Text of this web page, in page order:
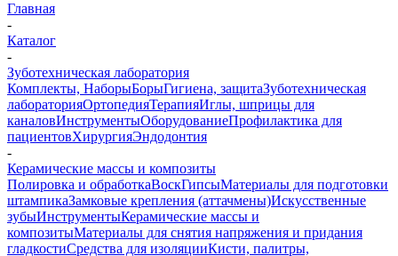
Главная
-
Каталог
-
Зуботехническая лаборатория
Комплекты, НаборыБорыГигиена, защитаЗуботехническая
лабораторияОртопедияТерапияИглы, шприцы для
каналовИнструментыОборудованиеПрофилактика для
пациентовХирургияЭндодонтия
-
Керамические массы и композиты
Полировка и обработкаВоскГипсыМатериалы для подготовки
штампикаЗамковые крепления (аттачмены)Искусственные
зубыИнструментыКерамические массы и
композитыМатериалы для снятия напряжения и придания
гладкостиСредства для изоляцииКисти, палитры,